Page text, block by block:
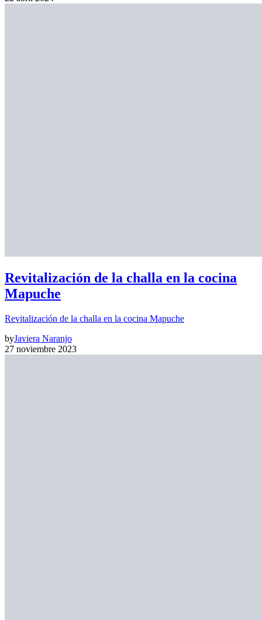
Revitalización de la challa en la cocina
Mapuche
Revitalización de la challa en la cocina Mapuche
byJaviera Naranjo
27 noviembre 2023